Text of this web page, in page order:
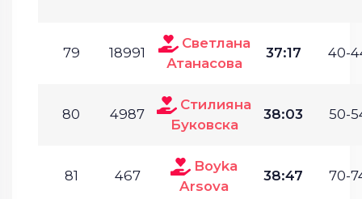
79 18991
Светлана
Атанасова
37:17 40-
80 4987
Стилияна
Буковска
38:03 50-
81 467
Boyka
Arsova
38:47 70-